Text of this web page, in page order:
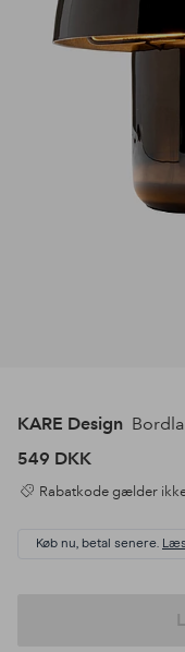
KARE Design
549 DKK
Rabatkode gælder
Køb nu, betal senere.